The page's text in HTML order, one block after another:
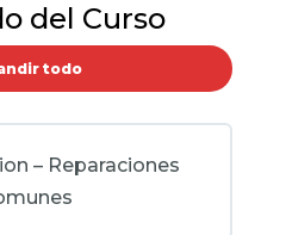
del Curso
todo
– Reparaciones